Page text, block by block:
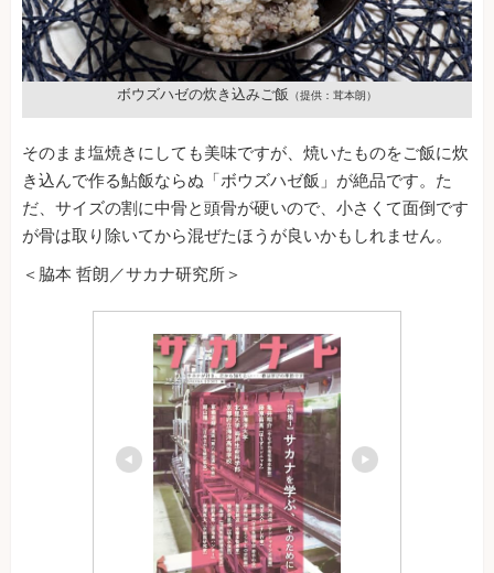
ボウズハゼの炊き込みご飯 （提供：茸本朗）
そのまま塩焼きにしても美味ですが、焼いたものをご飯に炊
き込んで作る鮎飯ならぬ「ボウズハゼ飯」が絶品です。た
だ、サイズの割に中骨と頭骨が硬いので、小さくて面倒です
が骨は取り除いてから混ぜたほうが良いかもしれません。
＜脇本 哲朗／サカナ研究所＞